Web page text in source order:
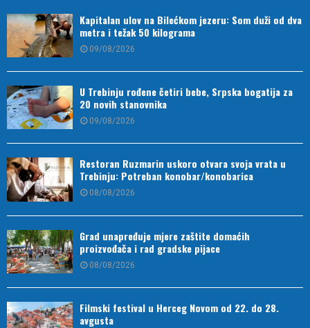
Kapitalan ulov na Bilećkom jezeru: Som duži od dva
metra i težak 50 kilograma
09/08/2026
U Trebinju rođene četiri bebe, Srpska bogatija za
20 novih stanovnika
09/08/2026
Restoran Ruzmarin uskoro otvara svoja vrata u
Trebinju: Potreban konobar/konobarica
08/08/2026
Grad unapređuje mjere zaštite domaćih
proizvođača i rad gradske pijace
08/08/2026
Filmski festival u Herceg Novom od 22. do 28.
avgusta